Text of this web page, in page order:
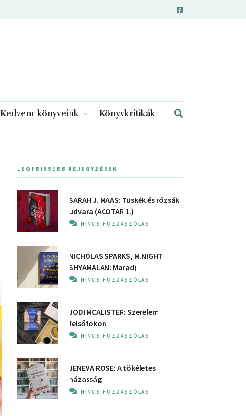
Kedvenc könyveink Könyvkritikák
LEGFRISSEBB BEJEGYZÉSEK
SARAH J. MAAS: Tüskék és rózsák
udvara (ACOTAR 1.)
NINCS HOZZÁSZÓLÁS
NICHOLAS SPARKS, M.NIGHT
SHYAMALAN: Maradj
NINCS HOZZÁSZÓLÁS
JODI MCALISTER: Szerelem
felsőfokon
NINCS HOZZÁSZÓLÁS
JENEVA ROSE: A ​tökéletes
házasság
NINCS HOZZÁSZÓLÁS